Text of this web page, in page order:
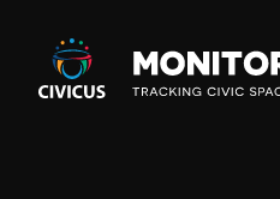
Civicus
Monitor